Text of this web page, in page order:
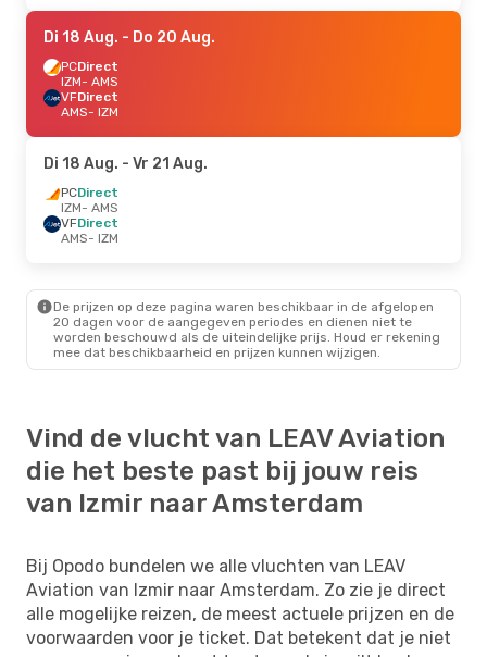
Di 18 Aug. - Do 20 Aug.
PCDirect
IZM- AMS
VFDirect
AMS- IZM
Di 18 Aug. - Vr 21 Aug.
PCDirect
IZM- AMS
VFDirect
AMS- IZM
De prijzen op deze pagina waren beschikbaar in de afgelopen
20 dagen voor de aangegeven periodes en dienen niet te
worden beschouwd als de uiteindelijke prijs. Houd er rekening
mee dat beschikbaarheid en prijzen kunnen wijzigen.
Vind de vlucht van LEAV Aviation
die het beste past bij jouw reis
van Izmir naar Amsterdam
Bij Opodo bundelen we alle vluchten van LEAV
Aviation van Izmir naar Amsterdam. Zo zie je direct
alle mogelijke reizen, de meest actuele prijzen en de
voorwaarden voor je ticket. Dat betekent dat je niet